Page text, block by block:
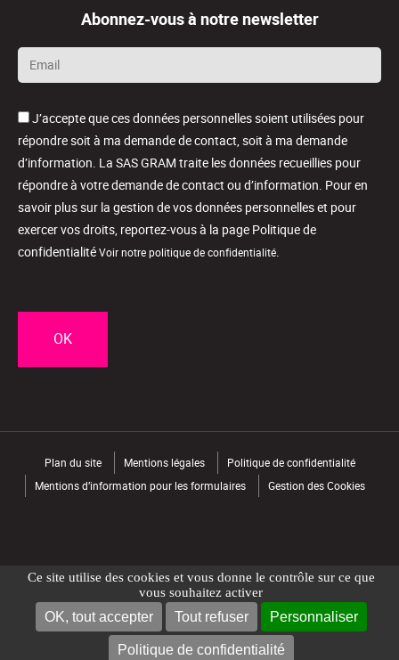
Ce site utilise des cookies et vous donne le contrôle sur ce que
vous souhaitez activer
OK, tout accepter Tout refuser Personnaliser
Politique de confidentialité
NOUS CONTACTER TROUVER UN MAGASIN
Abonnez-vous à notre newsletter
Email
*
J’accepte que ces données personnelles soient utilisées pour
répondre soit à ma demande de contact, soit à ma demande
d’information. La SAS GRAM traite les données recueillies pour
répondre à votre demande de contact ou d’information. Pour en
savoir plus sur la gestion de vos données personnelles et pour
exercer vos droits, reportez-vous à la page Politique de
confidentialitéVoir notre politique de confidentialité.
Plan du site Mentions légales
Politique de confidentialité
Mentions d’information pour les formulaires
Gestion des Cookies